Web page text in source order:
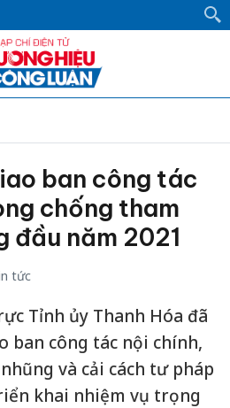
ban công tác
chống tham
đầu năm 2021
tức
Tỉnh ủy Thanh Hóa đã
ban công tác nội chính,
và cải cách tư pháp
khai nhiệm vụ trọng